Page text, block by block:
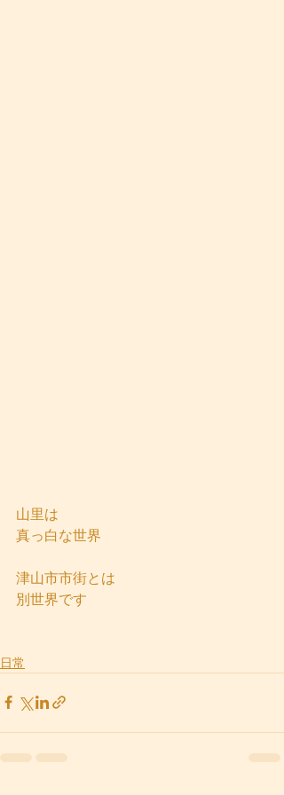
山里は
真っ白な世界
津山市市街とは
別世界です
日常